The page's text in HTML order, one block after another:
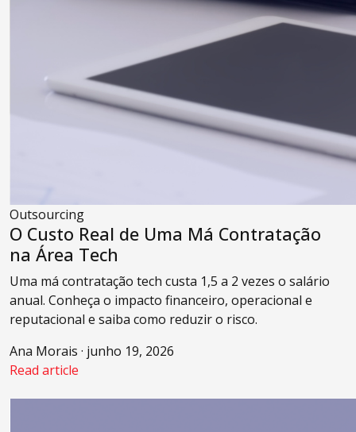
Outsourcing
O Custo Real de Uma Má Contratação
na Área Tech
Uma má contratação tech custa 1,5 a 2 vezes o salário
anual. Conheça o impacto financeiro, operacional e
reputacional e saiba como reduzir o risco.
Ana Morais · junho 19, 2026
Read article